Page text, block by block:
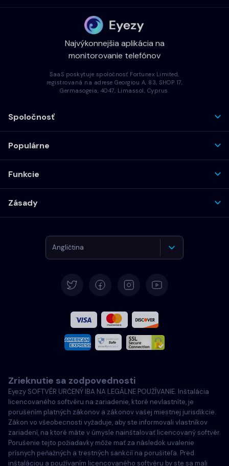
Najvýkonnejšia aplikácia na
monitorovanie telefónov
SaaS poskytuje spoločnosť Fortunex Limited,
registrovaná na adrese Georgiou A, 83, SHOP 17,
Germasogeia, 4047, Limassol, Cyprus.
Spoločnosť
Populárne
Funkcie
Zásady
Angličtina
Francúzština
Taliansky
Português
Türkçe
Poľský
Zrieknutie sa zodpovednosti
Eyezy SOFTVÉR URČENÝ IBA NA LEGÁLNE POUŽÍVANIE. Inštalácia
licencovaného softvéru na zariadenie, ktoré nevlastníte, je
porušením platných zákonov a zákonov vašej miestnej jurisdikcie.
Zákon vo všeobecnosti vyžaduje, aby ste informovali vlastníkov
zariadení, na ktoré máte v úmysle nainštalovať licencovaný softvér.
Porušenie tejto požiadavky môže mať za následok uvalenie
prísnych peňažných a trestných sankcií na porušiteľa. Pred
inštaláciou a používaním licencovaného softvéru by ste sa mali